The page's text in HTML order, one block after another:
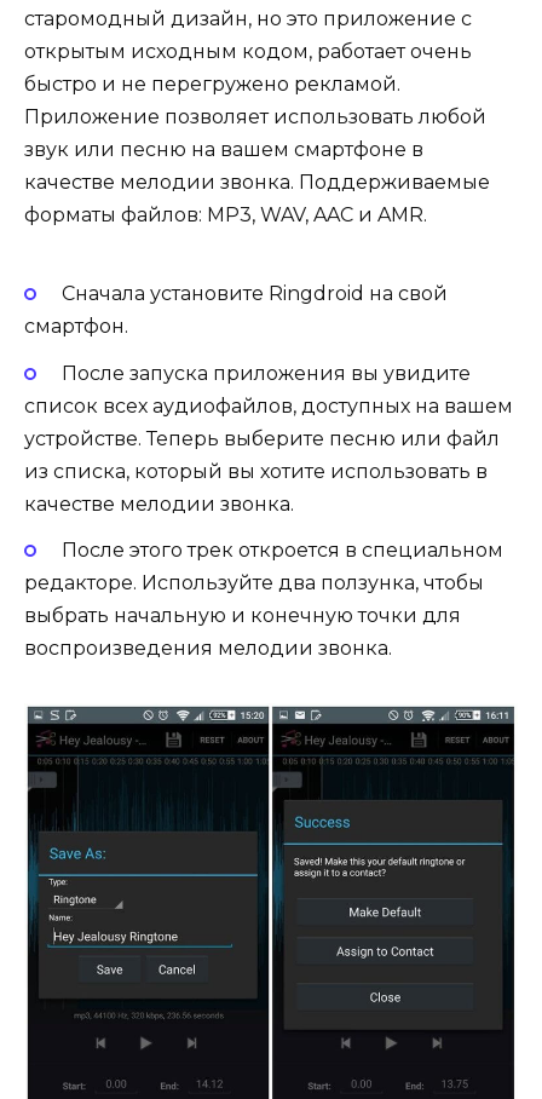
старомодный дизайн, но это приложение с
открытым исходным кодом, работает очень
быстро и не перегружено рекламой.
Приложение позволяет использовать любой
звук или песню на вашем смартфоне в
качестве мелодии звонка. Поддерживаемые
форматы файлов: MP3, WAV, AAC и AMR.
Сначала установите Ringdroid на свой
смартфон.
После запуска приложения вы увидите
список всех аудиофайлов, доступных на вашем
устройстве. Теперь выберите песню или файл
из списка, который вы хотите использовать в
качестве мелодии звонка.
После этого трек откроется в специальном
редакторе. Используйте два ползунка, чтобы
выбрать начальную и конечную точки для
воспроизведения мелодии звонка.